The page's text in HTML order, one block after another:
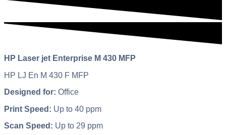
HP Laser jet Enterprise M 430 MFP
HP LJ En M 430 F MFP
Designed for: Office
Print Speed: Up to 40 ppm
Scan Speed: Up to 29 ppm